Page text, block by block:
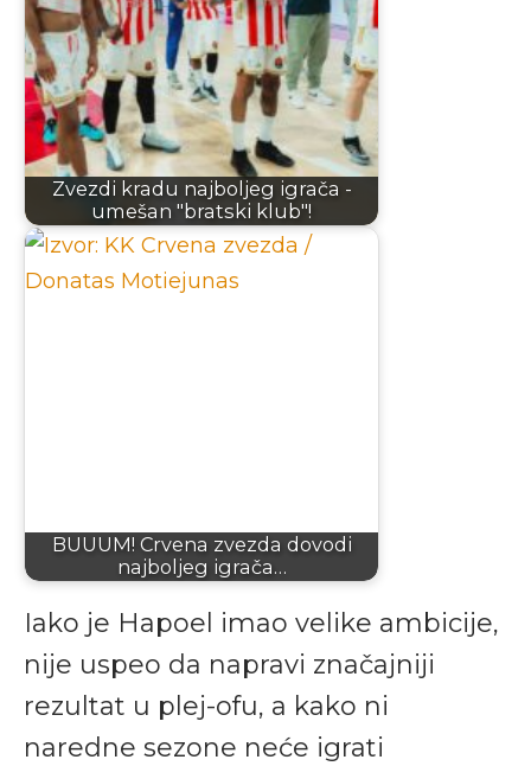
Zvezdi kradu najboljeg igrača -
umešan "bratski klub"!
BUUUM! Crvena zvezda dovodi
najboljeg igrača…
Iako je Hapoel imao velike ambicije,
nije uspeo da napravi značajniji
rezultat u plej-ofu, a kako ni
naredne sezone neće igrati